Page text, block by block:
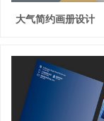
大气简约画册设计